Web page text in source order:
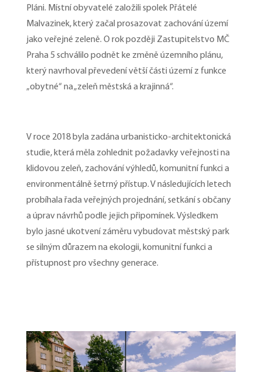
Pláni. Místní obyvatelé založili spolek Přátelé
Malvazinek, který začal prosazovat zachování území
jako veřejné zeleně. O rok později Zastupitelstvo MČ
Praha 5 schválilo podnět ke změně územního plánu,
který navrhoval převedení větší části území z funkce
„obytné“ na „zeleň městská a krajinná“.
V roce 2018 byla zadána urbanisticko-architektonická
studie, která měla zohlednit požadavky veřejnosti na
klidovou zeleň, zachování výhledů, komunitní funkci a
environmentálně šetrný přístup. V následujících letech
probíhala řada veřejných projednání, setkání s občany
a úprav návrhů podle jejich připomínek. Výsledkem
bylo jasné ukotvení záměru vybudovat městský park
se silným důrazem na ekologii, komunitní funkci a
přístupnost pro všechny generace.